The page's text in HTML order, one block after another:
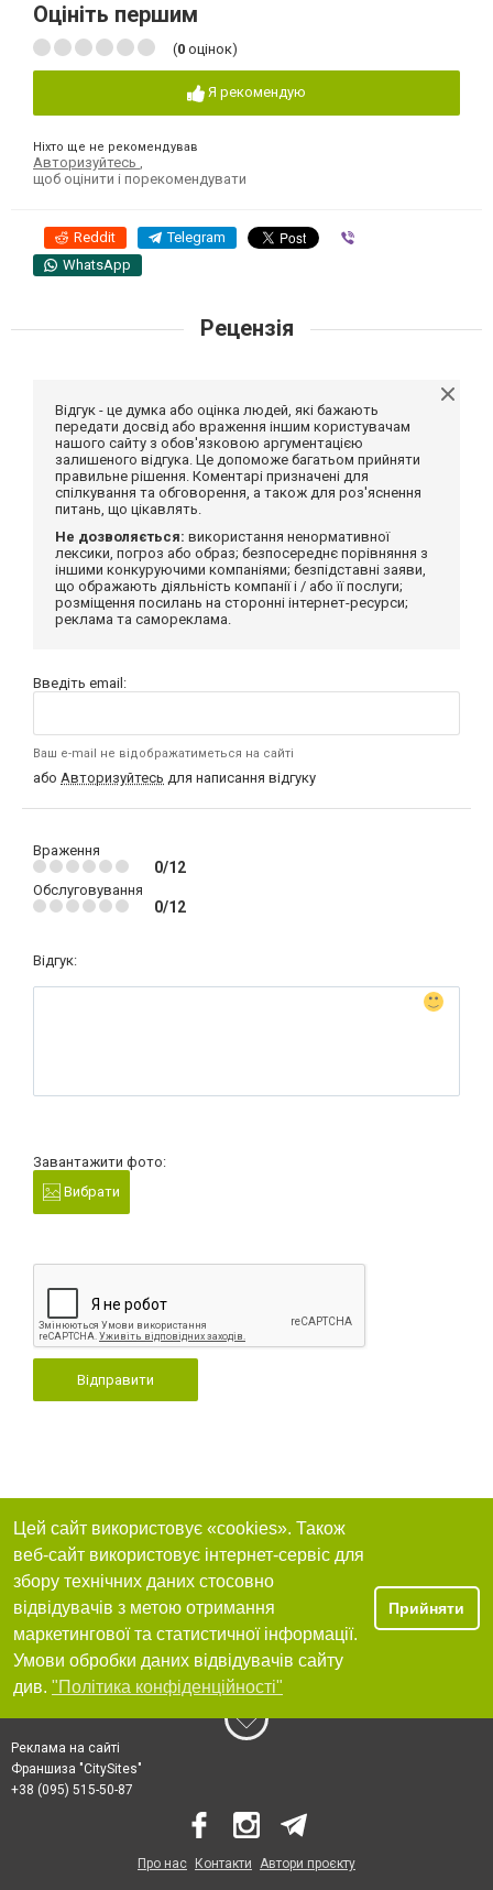
Оцініть першим
(0 оцінок)
Я рекомендую
Ніхто ще не рекомендував
Авторизуйтесь
щоб оцінити і порекомендувати
Reddit Telegram
WhatsApp
Рецензія
Відгук - це думка або оцінка людей, які бажають
передати досвід або враження іншим користувачам
нашого сайту з обов'язковою аргументацією
залишеного відгука. Це допоможе багатьом прийняти
правильне рішення. Коментарі призначені для
спілкування та обговорення, а також для роз'яснення
питань, що цікавлять.
Не дозволяється: використання ненормативної
лексики, погроз або образ; безпосереднє порівняння з
іншими конкуруючими компаніями; безпідставні заяви,
що ображають діяльність компанії і / або її послуги;
розміщення посилань на сторонні інтернет-ресурси;
реклама та самореклама.
Введіть email:
Ваш e-mail не відображатиметься на сайті
або Авторизуйтесь для написання відгуку
Враження
0/12
Обслуговування
0/12
Відгук:
Завантажити фото:
Вибрати
Відправити
Цей сайт використовує «cookies». Також
веб-сайт використовує інтернет-сервіс для
збору технічних даних стосовно
відвідувачів з метою отримання
маркетингової та статистичної інформації.
Умови обробки даних відвідувачів сайту
див. "Політика конфіденційності"
Прийняти
Реклама на сайті
Франшиза "CitySites"
+38 (095) 515-50-87
Про нас Контакти Автори проєкту